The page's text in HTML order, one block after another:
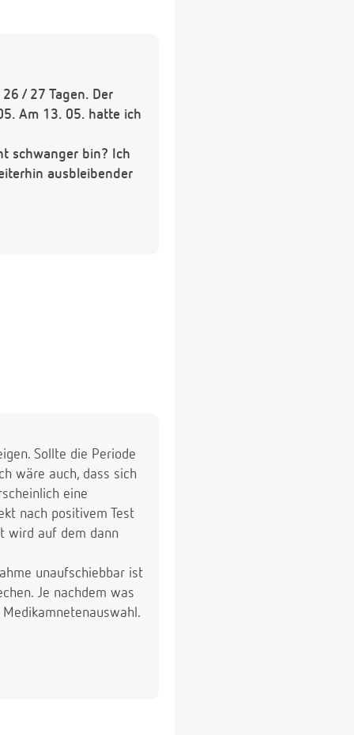
/ 27 Tagen. Der
Am 13. 05. hatte ich
schwanger bin? Ich
ausbleibender
Sollte die Periode
wäre auch, dass sich
eine
nach positivem Test
wird auf dem dann
unaufschiebbar ist
Je nachdem was